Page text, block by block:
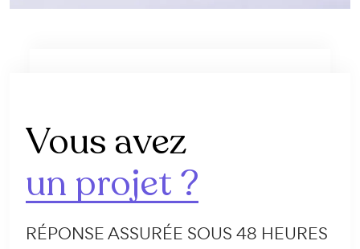
Vous avez
un projet ?
RÉPONSE ASSURÉE SOUS 48 HEURES